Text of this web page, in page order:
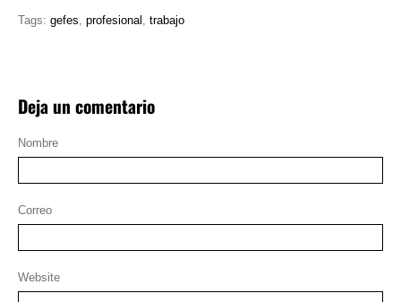
Tags: gefes profesional trabajo
Deja un comentario
Nombre
Correo
Website